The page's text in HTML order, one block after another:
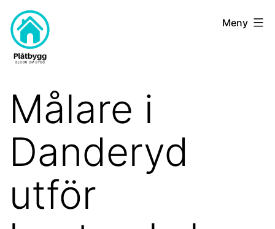
Hoppa
till
innehåll
Plat-
bygg.nu
Meny
Målare i
Danderyd
utför